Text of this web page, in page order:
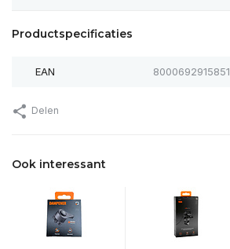
Productspecificaties
EAN 8000692915851
Delen
Ook interessant